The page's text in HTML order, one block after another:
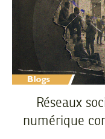
Réseaux
numérique